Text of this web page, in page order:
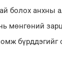
болох
мөнгөний
бүрддэгийг